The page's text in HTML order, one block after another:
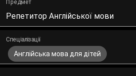
Предмет
Репетитор Англійської мови
Спеціалізації
Англійська мова для дітей